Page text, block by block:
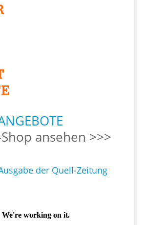
ansehen >>>
der Quell-Zeitung